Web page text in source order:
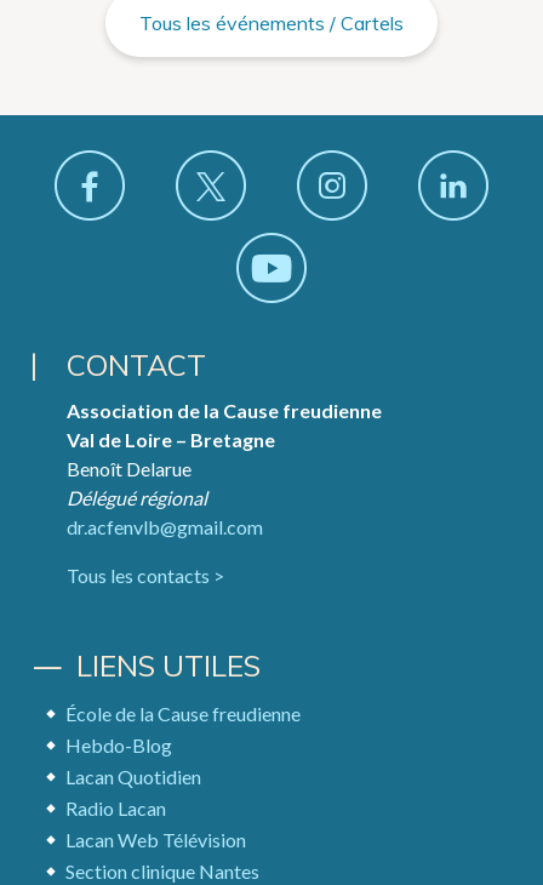
Tous les événements / Cartels
CONTACT
Association de la Cause freudienne
Val de Loire – Bretagne
Benoît Delarue
Délégué régional
dr.acfenvlb@gmail.com
Tous les contacts >
LIENS UTILES
École de la Cause freudienne
Hebdo-Blog
Lacan Quotidien
Radio Lacan
Lacan Web Télévision
Section clinique Nantes